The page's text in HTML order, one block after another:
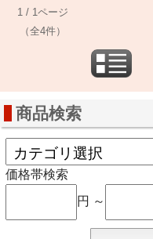
1 / 1ページ
（全4件）
商品検索
価格帯検索
円 ～